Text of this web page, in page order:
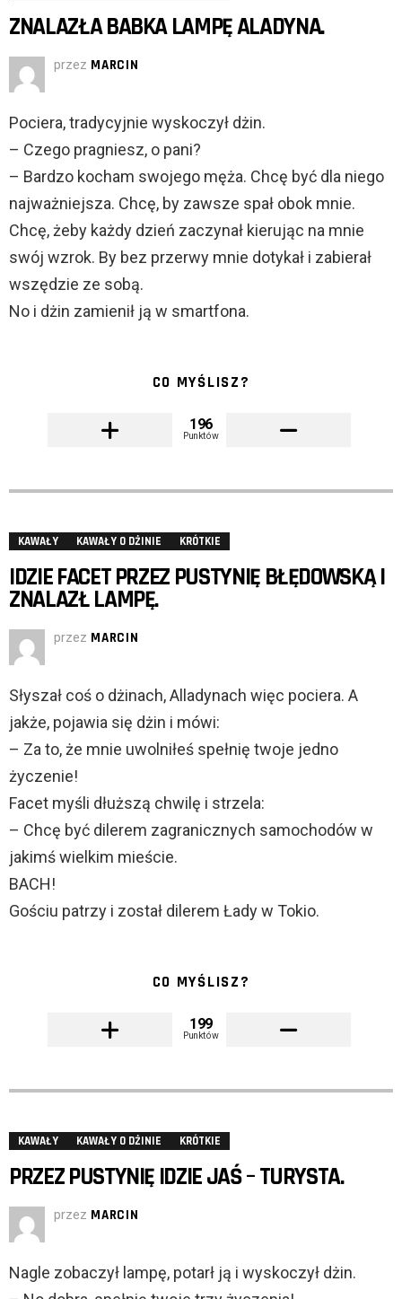
ZNALAZŁA BABKA LAMPĘ ALADYNA.
przez MARCIN
Pociera, tradycyjnie wyskoczył dżin.
– Czego pragniesz, o pani?
– Bardzo kocham swojego męża. Chcę być dla niego
najważniejsza. Chcę, by zawsze spał obok mnie.
Chcę, żeby każdy dzień zaczynał kierując na mnie
swój wzrok. By bez przerwy mnie dotykał i zabierał
wszędzie ze sobą.
No i dżin zamienił ją w smartfona.
CO MYŚLISZ?
196
Punktów
KAWAŁY KAWAŁY O DŻINIE KRÓTKIE
IDZIE FACET PRZEZ PUSTYNIĘ BŁĘDOWSKĄ I
ZNALAZŁ LAMPĘ.
przez MARCIN
Słyszał coś o dżinach, Alladynach więc pociera. A
jakże, pojawia się dżin i mówi:
– Za to, że mnie uwolniłeś spełnię twoje jedno
życzenie!
Facet myśli dłuższą chwilę i strzela:
– Chcę być dilerem zagranicznych samochodów w
jakimś wielkim mieście.
BACH!
Gościu patrzy i został dilerem Łady w Tokio.
CO MYŚLISZ?
199
Punktów
KAWAŁY KAWAŁY O DŻINIE KRÓTKIE
PRZEZ PUSTYNIĘ IDZIE JAŚ – TURYSTA.
przez MARCIN
Nagle zobaczył lampę, potarł ją i wyskoczył dżin.